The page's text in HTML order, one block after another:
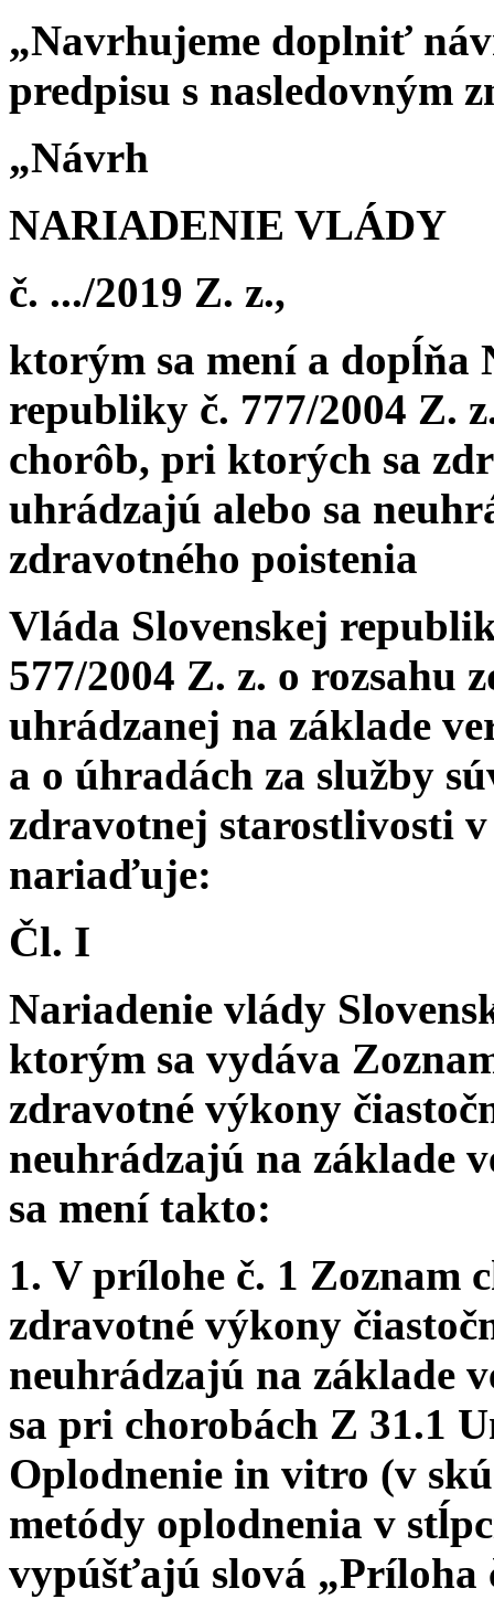
„Navrhujeme doplniť
predpisu s nasledovným
„Návrh
NARIADENIE VLÁDY
č. .../2019 Z. z.,
ktorým sa mení a dopĺňa
republiky č. 777/2004 Z.
chorôb, pri ktorých sa
uhrádzajú alebo sa
zdravotného poistenia
Vláda Slovenskej
577/2004 Z. z. o rozsahu
uhrádzanej na základe
a o úhradách za služby
zdravotnej starostlivosti
nariaďuje:
Čl. I
Nariadenie vlády
ktorým sa vydáva
zdravotné výkony
neuhrádzajú na základe
sa mení takto:
1. V prílohe č. 1 Zoznam
zdravotné výkony
neuhrádzajú na základe
sa pri chorobách Z 31.1
Oplodnenie in vitro (v
metódy oplodnenia v
vypúšťajú slová „Príloha